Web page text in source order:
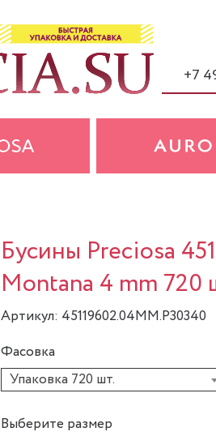
+7
Бусины Preciosa
Montana 4 mm 720
Артикул: 45119602.04MM.P30340
Фасовка
Упаковка 720 шт.
Выберите размер